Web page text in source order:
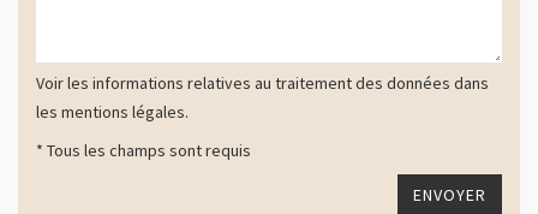
Voir les informations relatives au traitement des données dans
les mentions légales.
* Tous les champs sont requis